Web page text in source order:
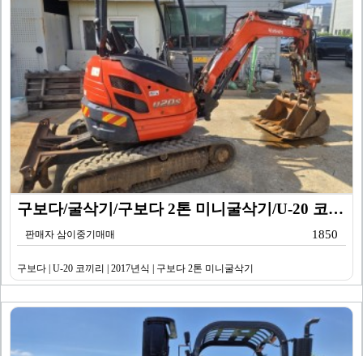
구보다/굴삭기/구보다 2톤 미니굴삭기/U-20 코끼리/…
판매자 삼이중기매매 1850
구보다 | U-20 코끼리 | 2017년식 | 구보다 2톤 미니굴삭기